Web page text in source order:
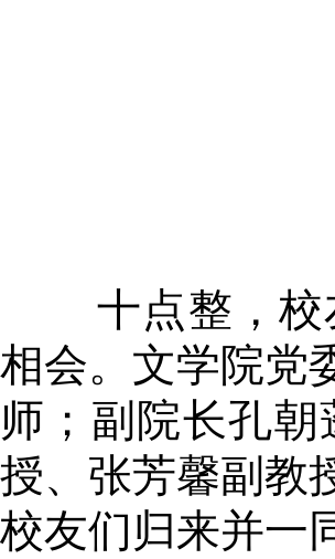
十点整，校
相会。文学院党
师；副院长孔
授、张芳馨副教
校友们归来并一